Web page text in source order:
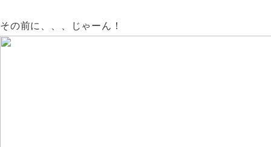
その前に、、、じゃーん！